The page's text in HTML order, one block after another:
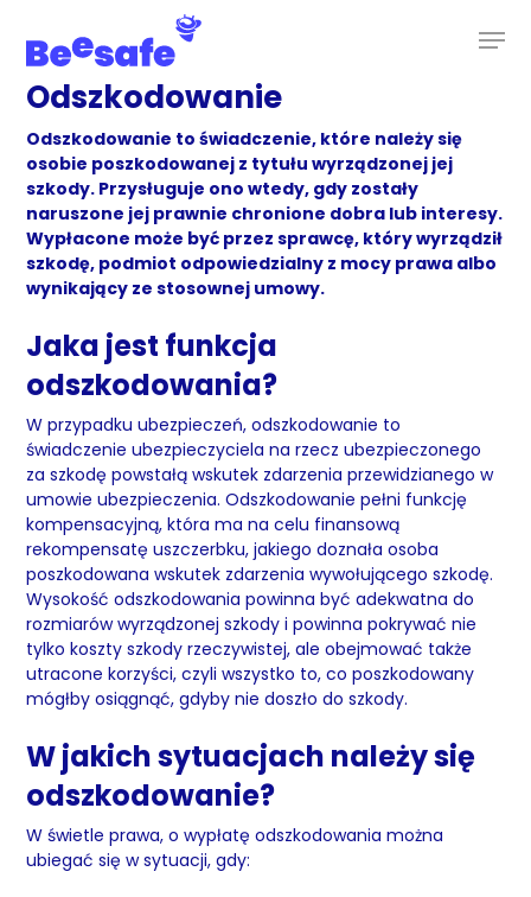
main
content
Odszkodowanie
Odszkodowanie to świadczenie, które należy się
osobie poszkodowanej z tytułu wyrządzonej jej
szkody. Przysługuje ono wtedy, gdy zostały
naruszone jej prawnie chronione dobra lub interesy.
Wypłacone może być przez sprawcę, który wyrządził
szkodę, podmiot odpowiedzialny z mocy prawa albo
wynikający ze stosownej umowy.
Jaka jest funkcja
odszkodowania?
W przypadku ubezpieczeń, odszkodowanie to
świadczenie ubezpieczyciela na rzecz ubezpieczonego
za szkodę powstałą wskutek zdarzenia przewidzianego w
umowie ubezpieczenia. Odszkodowanie pełni funkcję
kompensacyjną, która ma na celu finansową
rekompensatę uszczerbku, jakiego doznała osoba
poszkodowana wskutek zdarzenia wywołującego szkodę.
Wysokość odszkodowania powinna być adekwatna do
rozmiarów wyrządzonej szkody i powinna pokrywać nie
tylko koszty szkody rzeczywistej, ale obejmować także
utracone korzyści, czyli wszystko to, co poszkodowany
mógłby osiągnąć, gdyby nie doszło do szkody.
W jakich sytuacjach należy się
odszkodowanie?
W świetle prawa, o wypłatę odszkodowania można
ubiegać się w sytuacji, gdy: